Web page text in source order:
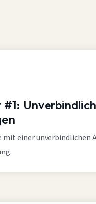
Unverbindlich
mit einer unverbindlichen